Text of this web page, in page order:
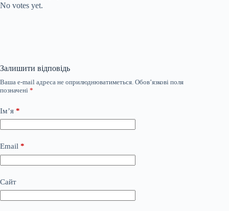
No votes yet.
Залишити відповідь
Ваша e-mail адреса не оприлюднюватиметься. Обов’язкові поля
позначені *
Ім’я *
Email *
Сайт